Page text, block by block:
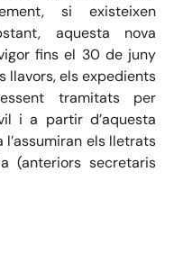
si existeixen
, aquesta nova
fins el 30 de juny
llavors,els expedients
tramitats per
i a partir d’aquesta
els lletrats
(anteriors secretaris